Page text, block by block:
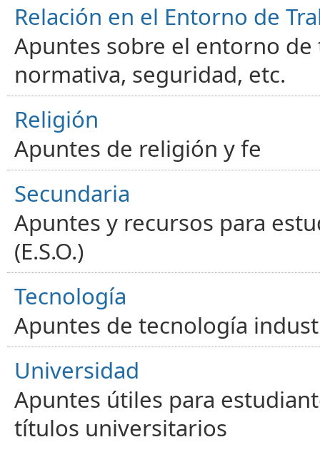
Relación en el Entorno de
Apuntes sobre el entorno
normativa, seguridad, etc.
Religión
Apuntes de religión y fe
Secundaria
Apuntes y recursos para
(E.S.O.)
Tecnología
Apuntes de tecnología
Universidad
Apuntes útiles para
títulos universitarios